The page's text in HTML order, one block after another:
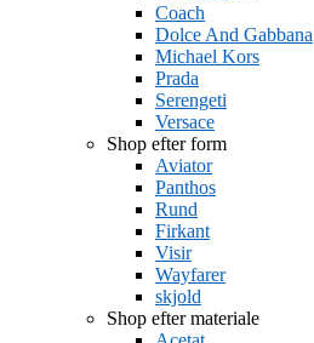
Coach
Dolce And Gabbana
Michael Kors
Prada
Serengeti
Versace
Shop efter form
Aviator
Panthos
Rund
Firkant
Visir
Wayfarer
skjold
Shop efter materiale